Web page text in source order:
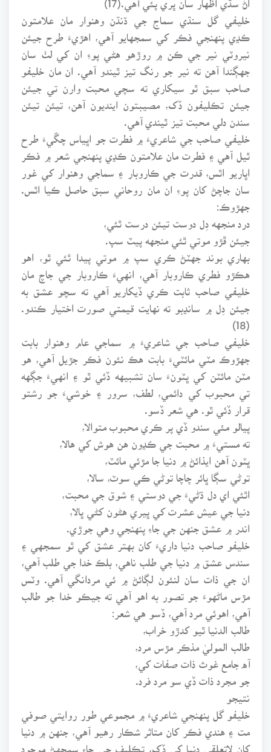
خليفي گل سنڌي سماج جي ڌنڌن وهنوار مان علامتون
ڪڍي پنهنجي فڪر کي سمجهايو آهي، اهڙيءَ طرح جيئن
نيروٽي نير جي ڪن ۾ روڙهو هڻي پوءِ ان کي لٺ سان
جهڳندا آهن ته نير جو رنگ تيز ٿيندو آهي. ان مان خليفو
صاحب سبق ٿو سيکاري ته سچي محبت وارن تي جيئن
جيئن تڪليفون ڏک، مصيبتون اينديون آهن، تيئن تيئن
سندن دلي محبت تيز ٿيندي آهي.
خليفي صاحب جي شاعريءَ ۾ فطرت جو اڀياس چڱيءَ طرح
ٿيل آهي ۽ فطرت مان علامتون ڪڍي پنهنجي شعر ۾ فڪر
اڀاريو اٿس، قدرت جي ڪاروبار ۽ سماجي وهنوار کي غور
سان جاچڻ کان پوءِ ان مان روحاني سبق حاصل ڪيا اٿس.
درد منجهه دِل دوست تيئن درست ٿئي،
جيئن ڦڙو موتي ٿئي منجهه پيٽ سپ.
بهاري بوند جهٽڻ ڪري سپ ۾ موتي پيدا ٿئي ٿو، اهو
هڪڙو فطري ڪاروبار آهي، انهيءَ ڪاروبار جي جاچ مان
خليفي صاحب ثابت ڪري ڏيکاريو آهي ته سچو عشق به
جيئن دِل ۾ سانڍبو ته نهايت قيمتي صورت اختيار ڪندو.
(18)
خليفي صاحب جي شاعريءَ ۾ سماجي عام وهنوار بابت
جهڙوڪ مٽي مائٽيءَ بابت هڪ نئون فڪر جڙيل آهي، هو
مٽن مائٽن کي ڀٽونءَ سان تشبيهه ڏئي ٿو ۽ انهيءَ جڳهه
تي محبوب کي دائمي، لطف، سرور ۽ خوشيءَ جو رشتو
قرار ڏئي ٿو. هي شعر ڏسو.
پيالو مئي سندو ڏي پر ڪري محبوب متوالا،
ته مستيءَ ۾ محبت جي ڪڍون هن هوش کي هالا،
ڀٽون آهن ايذائڻ ۾ دنيا جا مڙئي مائٽ،
توڻي سڳا ڀائر چاچا توڻي ڪي سوٽ، سالا،
اٿئي اي دل ڌڻيءَ جي دوستي ۽ شوق جي محبت،
دنيا جي عيش عشرت کي ڀيري هڻون کڻي ڀالا،
اندر ۾ عشق جنهن جي جاءِ پنهنجي وهي جوڙي.
خليفو صاحب دنيا داريءَ کان بهتر عشق کي ٿو سمجهي ۽
سندس عشق ۾ دنيا جي طلب ناهي، بلڪ خدا جي طلب آهي،
ان جي ذات سان لنئون لڳائڻ ۾ ئي مردانگي آهي. وٽس
مڙس ماڻهوءَ جو تصور به اهو آهي ته جيڪو خدا جو طالب
آهي، اهوئي مرد آهي، ڏسو هي شعر:
طالب الدنيا ٿيو کدڙو خراب،
طالب الموليٰ مذڪر مڙس مرد،
آه جامع غوث ذات صفات کي،
جو مجرد ذات ڏي سو مرد فرد.
خليفو گل پنهنجي شاعريءَ ۾ مجموعي طور روايتي صوفي
مت ۽ هندي فڪر کان متاثر شڪار رهيو آهي، جنهن ۾ دنيا
کان لاتعلقي دنيا کي ڏک، تڪليف جي جاءِ سمجهڻ موجود